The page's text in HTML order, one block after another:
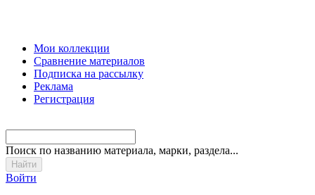
Мои коллекции
Сравнение материалов
Подписка на рассылку
Реклама
Регистрация
Поиск по названию материала, марки, раздела...
Войти